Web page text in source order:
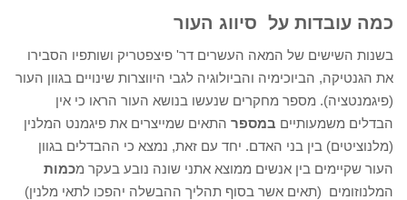
כמה עובדות על סיווג העור
בשנות השישים של המאה העשרים דר' פיצפטריק ושותפיו הסבירו
את הגנטיקה, הביוכימיה והביולוגיה לגבי היווצרות שינויים בגוון העור
(פיגמנטציה). מספר מחקרים שנעשו בנושא העור הראו כי אין
הבדלים משמעותיים במספר התאים שמייצרים את פיגמנט המלנין
(מלנוציטים) בין בני האדם. יחד עם זאת, נמצא כי ההבדלים בגוון
העור שקיימים בין אנשים ממוצא אתני שונה נובע בעקר מכמות
המלנוזומים (תאים אשר בסוף תהליך ההבשלה יהפכו לתאי מלנין)